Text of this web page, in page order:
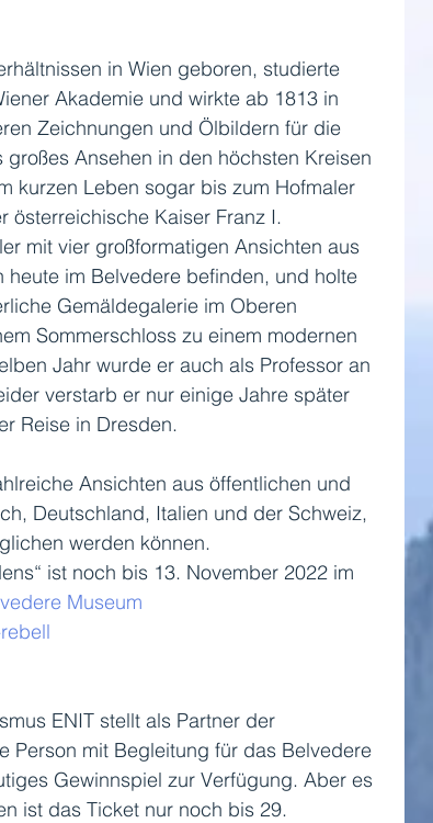
in Wien geboren, studierte
Akademie und wirkte ab 1813 in
Zeichnungen und Ölbildern für die
Ansehen in den höchsten Kreisen
kurzen Leben sogar bis zum Hofmaler
österreichische Kaiser Franz I.
mit vier großformatigen Ansichten aus
im Belvedere befinden, und holte
Gemäldegalerie im Oberen
Sommerschloss zu einem modernen
Jahr wurde er auch als Professor an
verstarb er nur einige Jahre später
Reise in Dresden.
Ansichten aus öffentlichen und
Deutschland, Italien und der Schweiz,
werden können.
ist noch bis 13. November 2022 im
Museum
ENIT stellt als Partner der
Person mit Begleitung für das Belvedere
Gewinnspiel zur Verfügung. Aber es
ist das Ticket nur noch bis 29.